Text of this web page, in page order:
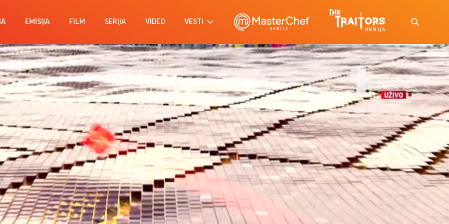
EMISIJA FILM SERIJA VIDEO VESTI